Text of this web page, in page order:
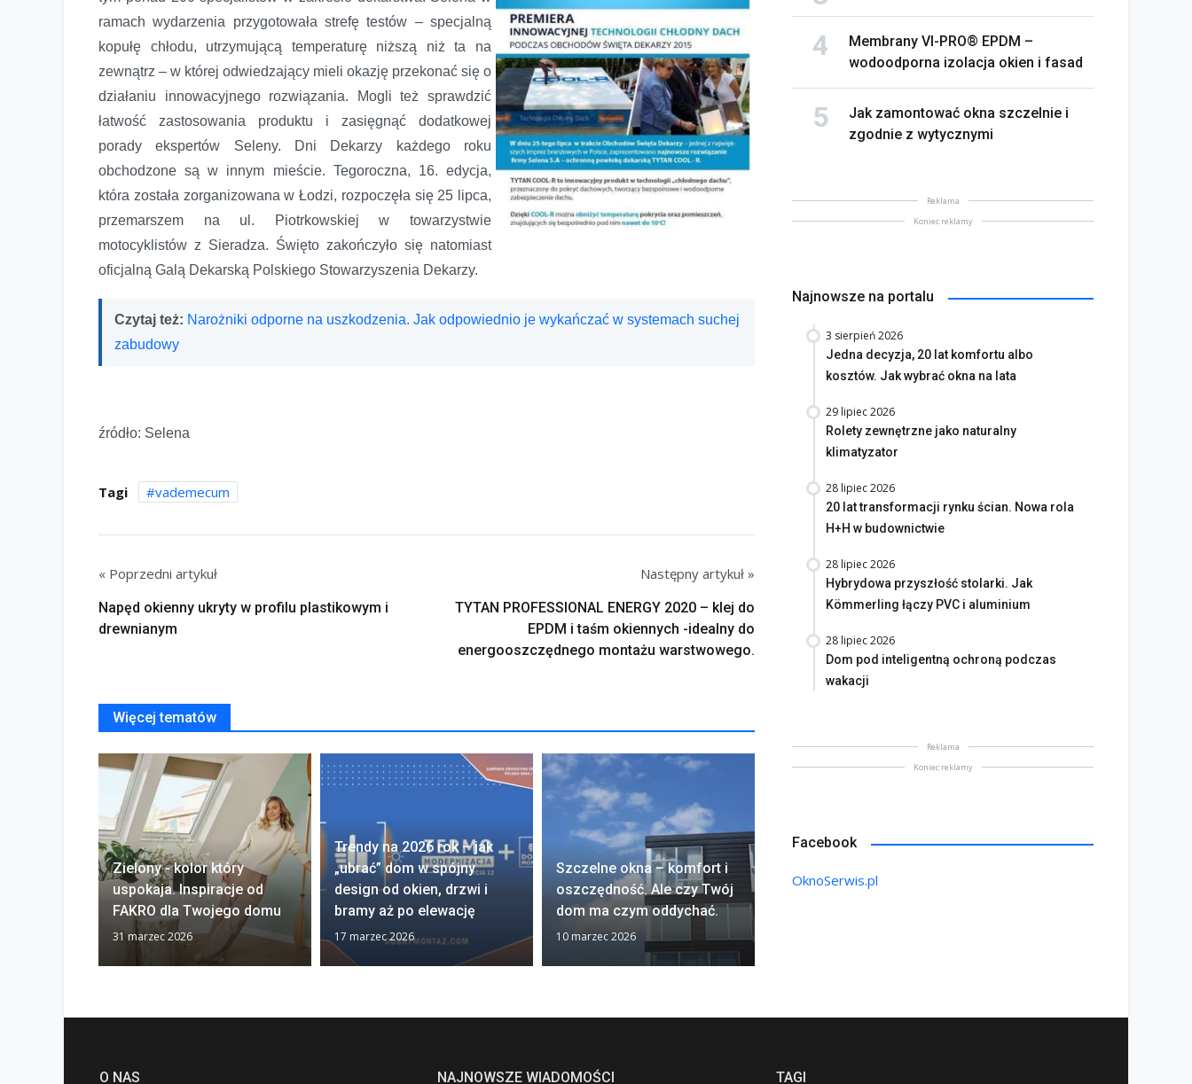
ramach wydarzenia przygotowała strefę testów – specjalną
kopułę chłodu, utrzymującą temperaturę niższą niż ta na
zewnątrz – w której odwiedzający mieli okazję przekonać się o
działaniu innowacyjnego rozwiązania. Mogli też sprawdzić
łatwość zastosowania produktu i zasięgnąć dodatkowej
porady ekspertów Seleny. Dni Dekarzy każdego roku
obchodzone są w innym mieście. Tegoroczna, 16. edycja,
która została zorganizowana w Łodzi, rozpoczęła się 25 lipca,
przemarszem na ul. Piotrkowskiej w towarzystwie
motocyklistów z Sieradza. Święto zakończyło się natomiast
oficjalną Galą Dekarską Polskiego Stowarzyszenia Dekarzy.
Czytaj też: Narożniki odporne na uszkodzenia. Jak odpowiednio je wykańczać w systemach suchej
zabudowy
źródło: Selena
Tagi vademecum
« Poprzedni artykuł
Napęd okienny ukryty w profilu plastikowym i
drewnianym
Następny artykuł »
TYTAN PROFESSIONAL ENERGY 2020 – klej do
EPDM i taśm okiennych -idealny do
energooszczędnego montażu warstwowego.
Więcej tematów
Zielony - kolor który
uspokaja. Inspiracje od
FAKRO dla Twojego domu
31 marzec 2026
Trendy na 2026 rok – jak
„ubrać” dom w spójny
design od okien, drzwi i
bramy aż po elewację
17 marzec 2026
Szczelne okna – komfort i
oszczędność. Ale czy Twój
dom ma czym oddychać.
10 marzec 2026
światło kluczem do
Membrany VI-PRO® EPDM –
wodoodporna izolacja okien i fasad
Jak zamontować okna szczelnie i
zgodnie z wytycznymi
Reklama
Koniec reklamy
Najnowsze na portalu
3 sierpień 2026
Jedna decyzja, 20 lat komfortu albo
kosztów. Jak wybrać okna na lata
29 lipiec 2026
Rolety zewnętrzne jako naturalny
klimatyzator
28 lipiec 2026
20 lat transformacji rynku ścian. Nowa rola
H+H w budownictwie
28 lipiec 2026
Hybrydowa przyszłość stolarki. Jak
Kömmerling łączy PVC i aluminium
28 lipiec 2026
Dom pod inteligentną ochroną podczas
wakacji
Reklama
Koniec reklamy
Facebook
OknoSerwis.pl
O NAS NAJNOWSZE WIADOMOŚCI TAGI